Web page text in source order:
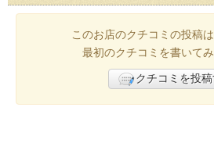
このお店のクチコミの投稿は
最初のクチコミを書いて
クチコミを投稿